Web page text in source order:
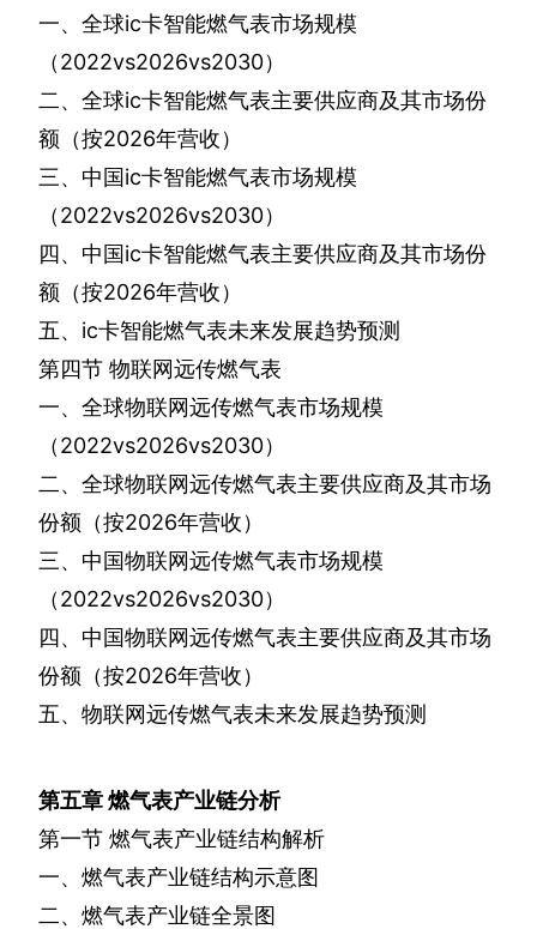
一、全球ic卡智能燃气表市场规模
（2022vs2026vs2030）
二、全球ic卡智能燃气表主要供应商及其市场份
额（按2026年营收）
三、中国ic卡智能燃气表市场规模
（2022vs2026vs2030）
四、中国ic卡智能燃气表主要供应商及其市场份
额（按2026年营收）
五、 ic卡智能燃气表未来发展趋势预测
第四节 物联网远传燃气表
一、全球物联网远传燃气表市场规模
（2022vs2026vs2030）
二、全球物联网远传燃气表主要供应商及其市场
份额（按2026年营收）
三、中国物联网远传燃气表市场规模
（2022vs2026vs2030）
四、中国物联网远传燃气表主要供应商及其市场
份额（按2026年营收）
五、物联网远传燃气表未来发展趋势预测
第五章燃气表产业链分析
第一节 燃气表产业链结构解析
一、燃气表产业链结构示意图
二、燃气表产业链全景图